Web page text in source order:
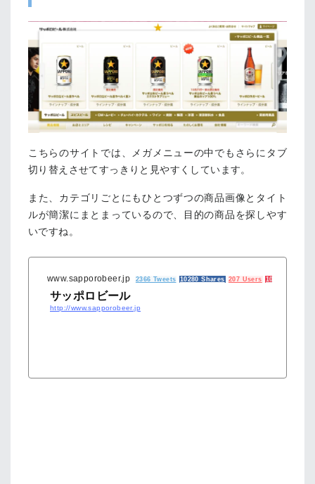
こちらのサイトでは、メガメニューの中でもさらにタブ
切り替えさせてすっきりと見やすくしています。
また、カテゴリごとにもひとつずつの商品画像とタイト
ルが簡潔にまとまっているので、目的の商品を探しやす
いですね。
www.sapporobeer.jp 2366 Tweets 10280 Shares 207 Users 101 Pockets
サッポロビール
http://www.sapporobeer.jp